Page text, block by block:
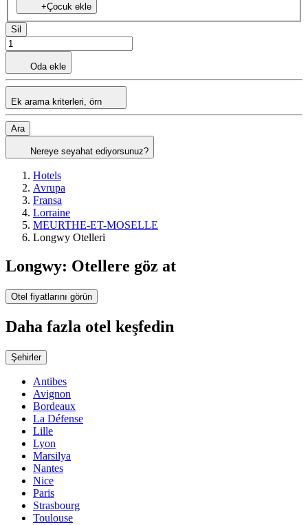
+Çocuk ekle
Sil
Oda ekle
Ek arama kriterleri, örn
Ara
Nereye seyahat ediyorsunuz?
Hotels
Avrupa
Fransa
Lorraine
MEURTHE-ET-MOSELLE
Longwy Otelleri
Longwy: Otellere göz at
Otel fiyatlarını görün
Daha fazla otel keşfedin
Şehirler
Antibes
Avignon
Bordeaux
La Défense
Lille
Lyon
Marsilya
Nantes
Nice
Paris
Strasbourg
Toulouse